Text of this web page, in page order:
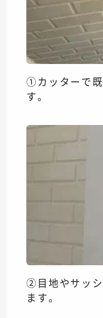
①カッターで
す。
②目地やサッ
ます。